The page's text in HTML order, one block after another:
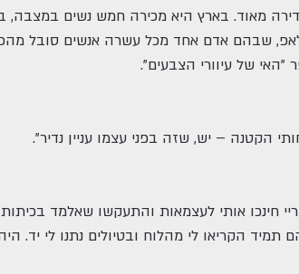
שבהם אדם אחד מכל עשרה אנשים סובל
של עיוורי הצבעים".
הקטנה – יש, שזה בפני עצמו עניין נדיר".
חינכו אותי לעצמאות והתעקשו שאלמד
תמיד הקריאו לי מהלוח ובטיולים נתנו לי